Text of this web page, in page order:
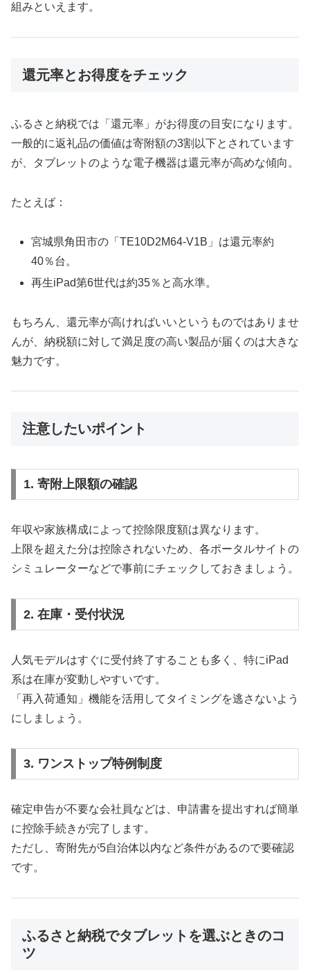
組みといえます。
還元率とお得度をチェック
ふるさと納税では「還元率」がお得度の目安になります。
一般的に返礼品の価値は寄附額の3割以下とされています
が、タブレットのような電子機器は還元率が高めな傾向。
たとえば：
宮城県角田市の「TE10D2M64-V1B」は還元率約
40％台。
再生iPad第6世代は約35％と高水準。
もちろん、還元率が高ければいいというものではありませ
んが、納税額に対して満足度の高い製品が届くのは大きな
魅力です。
注意したいポイント
1. 寄附上限額の確認
年収や家族構成によって控除限度額は異なります。
上限を超えた分は控除されないため、各ポータルサイトの
シミュレーターなどで事前にチェックしておきましょう。
2. 在庫・受付状況
人気モデルはすぐに受付終了することも多く、特にiPad
系は在庫が変動しやすいです。
「再入荷通知」機能を活用してタイミングを逃さないよう
にしましょう。
3. ワンストップ特例制度
確定申告が不要な会社員などは、申請書を提出すれば簡単
に控除手続きが完了します。
ただし、寄附先が5自治体以内など条件があるので要確認
です。
ふるさと納税でタブレットを選ぶときのコ
ツ